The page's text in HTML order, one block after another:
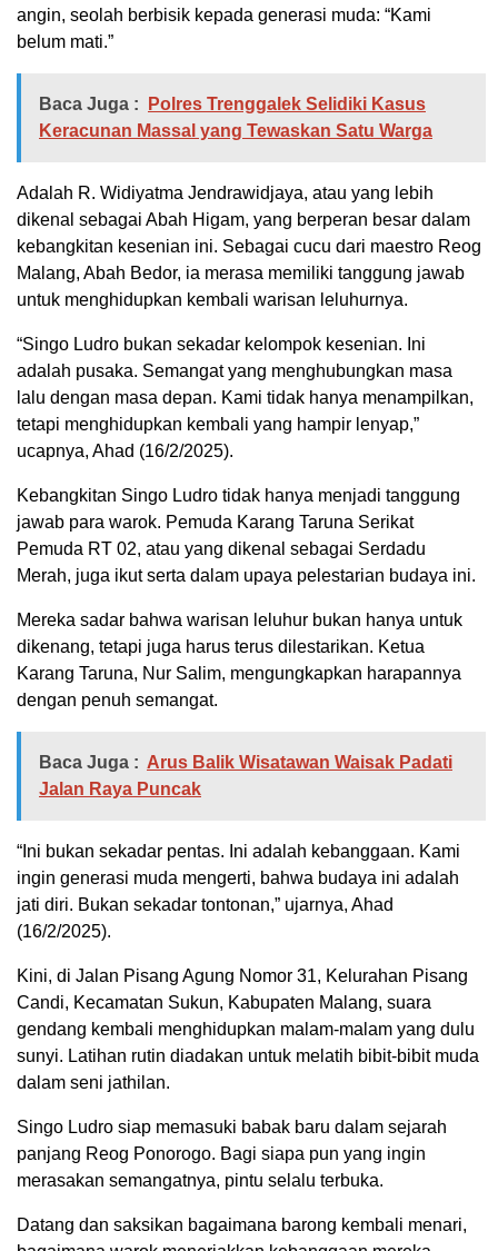
angin, seolah berbisik kepada generasi muda: “Kami
belum mati.”
Baca Juga :
Polres Trenggalek Selidiki Kasus
Keracunan Massal yang Tewaskan Satu Warga
Adalah R. Widiyatma Jendrawidjaya, atau yang lebih
dikenal sebagai Abah Higam, yang berperan besar dalam
kebangkitan kesenian ini. Sebagai cucu dari maestro Reog
Malang, Abah Bedor, ia merasa memiliki tanggung jawab
untuk menghidupkan kembali warisan leluhurnya.
“Singo Ludro bukan sekadar kelompok kesenian. Ini
adalah pusaka. Semangat yang menghubungkan masa
lalu dengan masa depan. Kami tidak hanya menampilkan,
tetapi menghidupkan kembali yang hampir lenyap,”
ucapnya, Ahad (16/2/2025).
Kebangkitan Singo Ludro tidak hanya menjadi tanggung
jawab para warok. Pemuda Karang Taruna Serikat
Pemuda RT 02, atau yang dikenal sebagai Serdadu
Merah, juga ikut serta dalam upaya pelestarian budaya ini.
Mereka sadar bahwa warisan leluhur bukan hanya untuk
dikenang, tetapi juga harus terus dilestarikan. Ketua
Karang Taruna, Nur Salim, mengungkapkan harapannya
dengan penuh semangat.
Baca Juga : Arus Balik Wisatawan Waisak Padati
Jalan Raya Puncak
“Ini bukan sekadar pentas. Ini adalah kebanggaan. Kami
ingin generasi muda mengerti, bahwa budaya ini adalah
jati diri. Bukan sekadar tontonan,” ujarnya, Ahad
(16/2/2025).
Kini, di Jalan Pisang Agung Nomor 31, Kelurahan Pisang
Candi, Kecamatan Sukun, Kabupaten Malang, suara
gendang kembali menghidupkan malam-malam yang dulu
sunyi. Latihan rutin diadakan untuk melatih bibit-bibit muda
dalam seni jathilan.
Singo Ludro siap memasuki babak baru dalam sejarah
panjang Reog Ponorogo. Bagi siapa pun yang ingin
merasakan semangatnya, pintu selalu terbuka.
Datang dan saksikan bagaimana barong kembali menari,